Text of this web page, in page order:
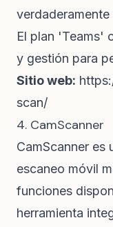
El plan 'Teams'
y gestión para
Sitio web:
scan/
4. CamScanner
CamScanner es
escaneo móvil
funciones
herramienta